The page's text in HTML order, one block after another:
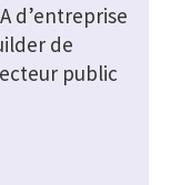
d’entreprise
de
public